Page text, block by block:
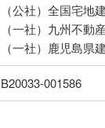
（公社）全国宅地
（一社）九州不動
（一社）鹿児島県
B20033-001586